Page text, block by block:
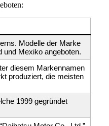
Modelle der Marke
und Mexiko angeboten.
diesem Markennamen
produziert, die meisten
1999 gegründet